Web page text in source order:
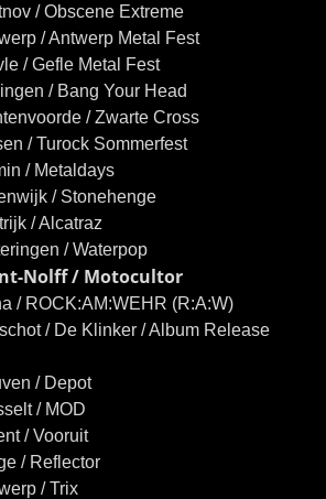
/ Obscene Extreme
/ Antwerp Metal Fest
/ Gefle Metal Fest
/ Bang Your Head
/ Zwarte Cross
/ Turock Sommerfest
/ Metaldays
/ Stonehenge
/ Alcatraz
/ Waterpop
Nolff / Motocultor
/ ROCK:AM:WEHR (R:A:W)
/ De Klinker / Album Release
/ Depot
/ MOD
/ Vooruit
/ Reflector
/ Trix